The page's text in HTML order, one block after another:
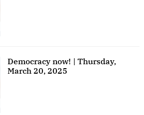
Democracy now! | Thursday,
March 20, 2025